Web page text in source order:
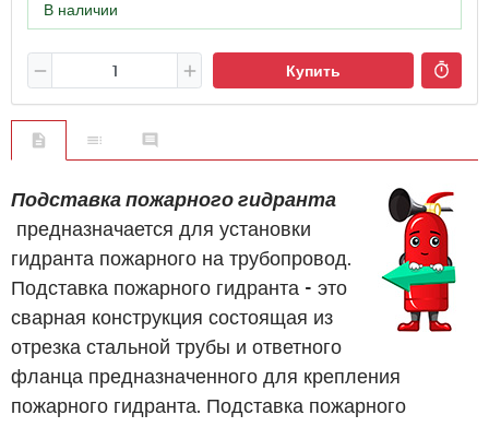
В наличии
Купить
Подставка пожарного гидранта
предназначается для установки
гидранта пожарного на трубопровод.
Подставка пожарного гидранта - это
сварная конструкция состоящая из
отрезка стальной трубы и ответного
фланца предназначенного для крепления
пожарного гидранта. Подставка пожарного